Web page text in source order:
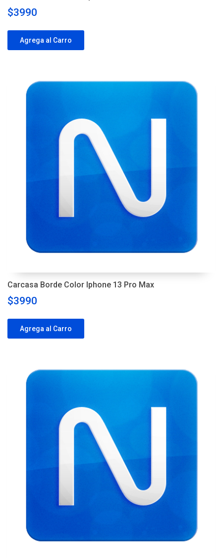
$3990
Agrega al Carro
Carcasa Borde Color Iphone 13 Pro Max
$3990
Agrega al Carro